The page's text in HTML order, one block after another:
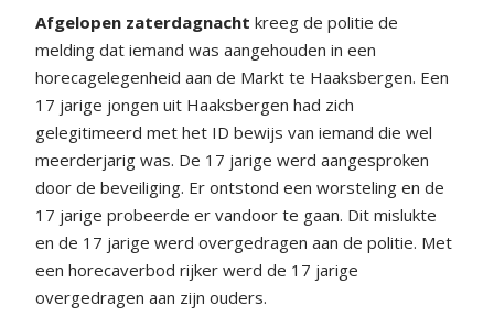
Afgelopen zaterdagnacht kreeg de politie de
melding dat iemand was aangehouden in een
horecagelegenheid aan de Markt te Haaksbergen. Een
17 jarige jongen uit Haaksbergen had zich
gelegitimeerd met het ID bewijs van iemand die wel
meerderjarig was. De 17 jarige werd aangesproken
door de beveiliging. Er ontstond een worsteling en de
17 jarige probeerde er vandoor te gaan. Dit mislukte
en de 17 jarige werd overgedragen aan de politie. Met
een horecaverbod rijker werd de 17 jarige
overgedragen aan zijn ouders.